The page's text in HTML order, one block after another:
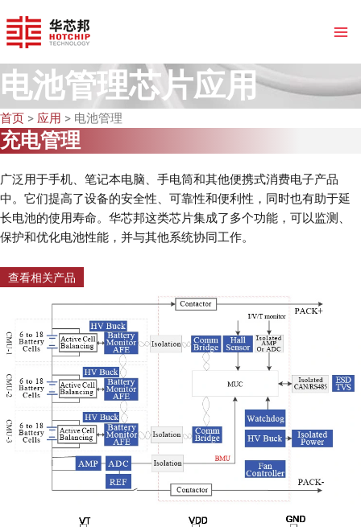
至
内
容
电池管理芯片应用
首页 > 应用 > 电池管理
充电管理
广泛用于手机、笔记本电脑、手电筒和其他便携式消费电子产品
中。它们提高了设备的安全性、可靠性和便利性，同时也有助于延
长电池的使用寿命。华芯邦这类芯片集成了多个功能，可以监测、
保护和优化电池性能，并与其他系统协同工作。
查看相关产品